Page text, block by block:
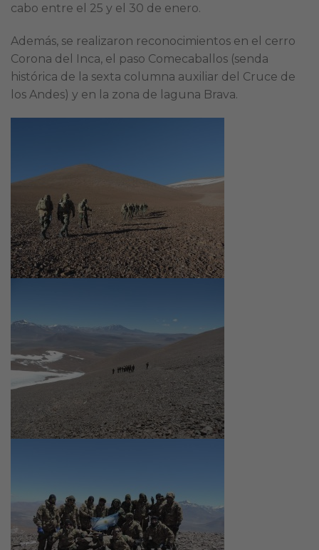
cabo entre el 25 y el 30 de enero.
Además, se realizaron reconocimientos en el cerro
Corona del Inca, el paso Comecaballos (senda
histórica de la sexta columna auxiliar del Cruce de
los Andes) y en la zona de laguna Brava.